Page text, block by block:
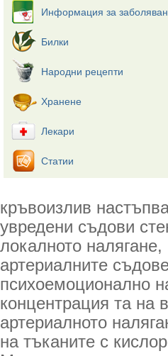
Информация за
Билки
Народни рецепти
Хранене
Лекари
Статии
кръвоизлив
увредени съдови
локалното
артериалните
психоемоционално
концентрация та на
артериалното
на тъканите с